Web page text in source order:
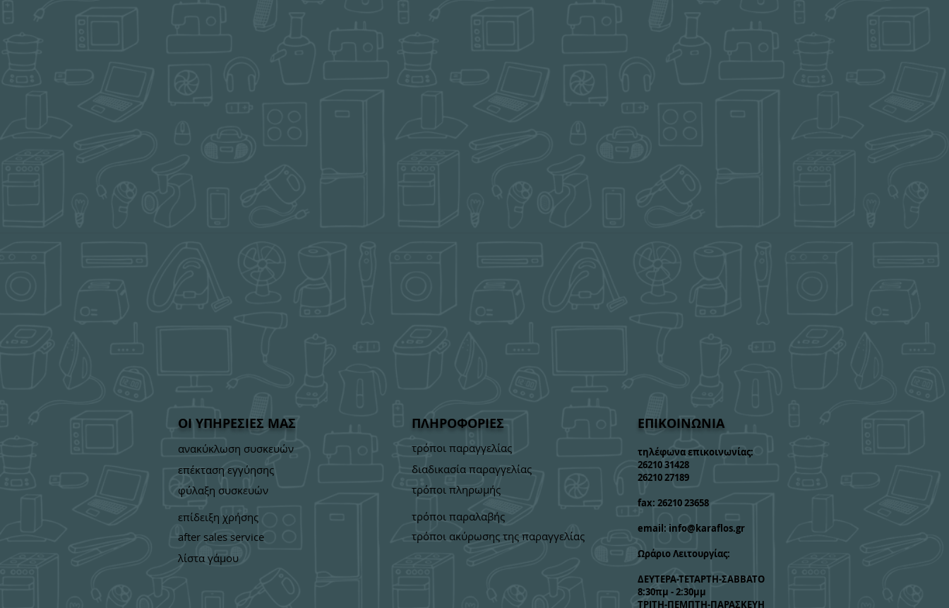
ΟΙ ΥΠΗΡΕΣΙΕΣ ΜΑΣ
ανακύκλωση συσκευών
επέκταση εγγύησης
φύλαξη συσκευών
επίδειξη χρήσης
after sales service
λίστα γάμου
ΠΛΗΡΟΦΟΡΙΕΣ ΕΠΙΚΟΙΝΩΝΙΑ
τρόποι παραγγελίας
διαδικασία παραγγελίας
τρόποι πληρωμής
τρόποι παραλαβής
τρόποι ακύρωσης της παραγγελίας
τηλέφωνα επικοινωνίας:
26210 31428
26210 27189
fax: 26210 23658
email: info@karaflos.gr
Ωράριο Λειτουργίας:
ΔΕΥΤΕΡΑ-ΤΕΤΑΡΤΗ-ΣΑΒΒΑΤΟ
8:30πμ - 2:30μμ
ΤΡΙΤΗ-ΠΕΜΠΤΗ-ΠΑΡΑΣΚΕΥΗ